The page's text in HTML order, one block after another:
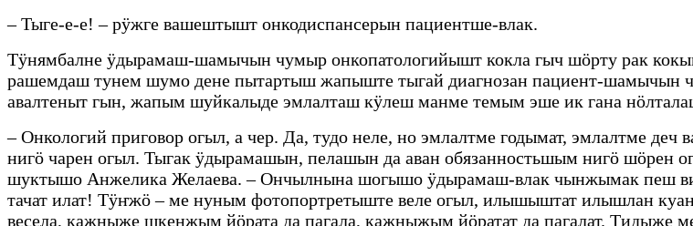
– Тыге-е-е! – рӱжге вашештышт онкодиспансерын пациентше-влак.
Тӱнямбалне ӱдырамаш-шамычын чумыр онкопатологийышт кокла гыч шӧрту рак
рашемдаш тунем шумо дене пытартыш жапыште тыгай диагнозан пациент-шамычын
авалтеныт гын, жапым шуйкалыде эмлалташ кӱлеш манме темым эше ик гана
– Онкологий приговор огыл, а чер. Да, тудо неле, но эмлалтме годымат, эмлалтме
нигӧ чарен огыл. Тыгак ӱдырамашын, пелашын да аван обязанностьшым нигӧ шӧрен
шуктышо Анжелика Желаева. – Ончылнына шогышо ӱдырамаш-влак чынжымак пеш
тачат илат! Тӱҥжӧ – ме нуным фотопортретыште веле огыл, илышыштат илышлан
весела, кажныже шкенжым йӧрата да пагала, кажныжым йӧратат да пагалат.